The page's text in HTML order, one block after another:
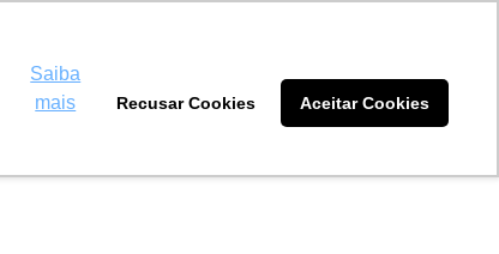
Saiba
mais
Recusar Cookies Aceitar Cookies
Blog Sobre nós